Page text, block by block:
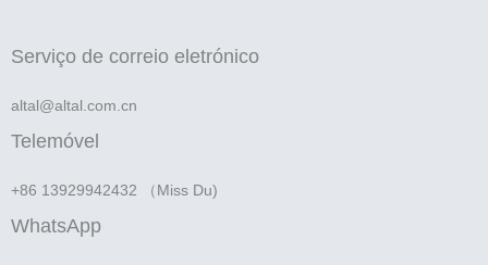
Serviço de correio eletrónico
altal@altal.com.cn
Telemóvel
+86 13929942432 （Miss Du)
WhatsApp